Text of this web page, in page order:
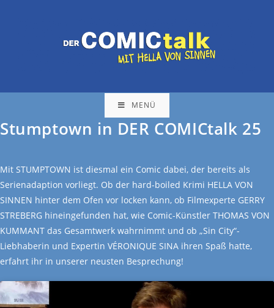
MENÜ
Stumptown in DER COMICtalk 25
Mit STUMPTOWN ist diesmal ein Comic dabei, der bereits als
Serienadaption vorliegt. Ob der hard-boiled Krimi HELLA VON
SINNEN hinter dem Ofen vor locken kann, ob Filmexperte GERRY
STREBERG hineingefunden hat, wie Comic-Künstler THOMAS VON
KUMMANT das Gesamtwerk wahrnimmt und ob „Sin City“-
Liebhaberin und Expertin VÉRONIQUE SINA ihren Spaß hatte,
erfahrt ihr in unserer neusten Besprechung!